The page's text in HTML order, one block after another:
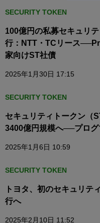
SECURITY TOKEN
100億円の私募セキュリ
行：NTT・TCリース
家向けST社債
2025年1月30日 17:15
SECURITY TOKEN
セキュリティトークン（
3400億円規模へ──プロ
2025年1月6日 10:59
SECURITY TOKEN
トヨタ、初のセキュリテ
行へ
2025年2月10日 11:52